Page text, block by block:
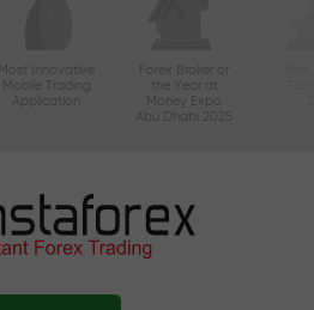
Most Innovative
Mobile Trading
Application
Forex Broker of
the Year at
Money Expo
Abu Dhabi 2025